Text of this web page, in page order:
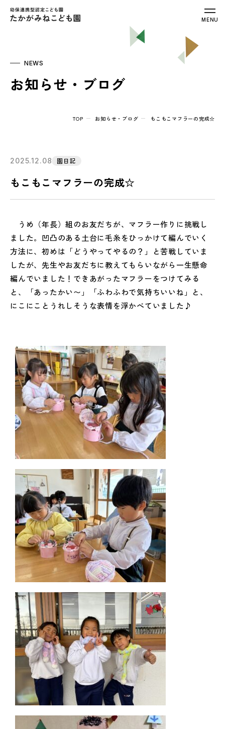
幼保連携型認定こども園 たかがみねこ
MENU
NEWS
お知らせ・ブログ
TOP お知らせ・ブログ もこもこマフラーの完成☆
2025.12.08 園日記
もこもこマフラーの完成☆
うめ（年長）組のお友だちが、マフラー作りに挑戦し
ました。凹凸のある土台に毛糸をひっかけて編んでいく
方法に、初めは「どうやってやるの？」と苦戦していま
したが、先生やお友だちに教えてもらいながら一生懸命
編んでいました！できあがったマフラーをつけてみる
と、「あったかい〜」「ふわふわで気持ちいいね」と、
にこにことうれしそうな表情を浮かべていました♪